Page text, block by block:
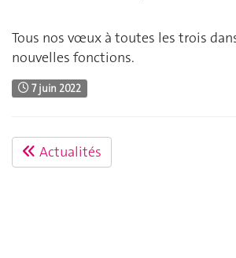
Tous nos vœux à toutes les trois
nouvelles fonctions.
7 juin 2022
Actualités